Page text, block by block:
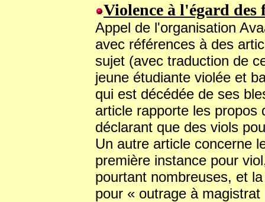
Violence à l'égard
Appel de l'organisation
avec références à des
sujet (avec traduction de
jeune étudiante violée et
qui est décédée de ses
article rapporte les propos
déclarant que des viols
Un autre article concerne
première instance pour
pourtant nombreuses, et
pour « outrage à